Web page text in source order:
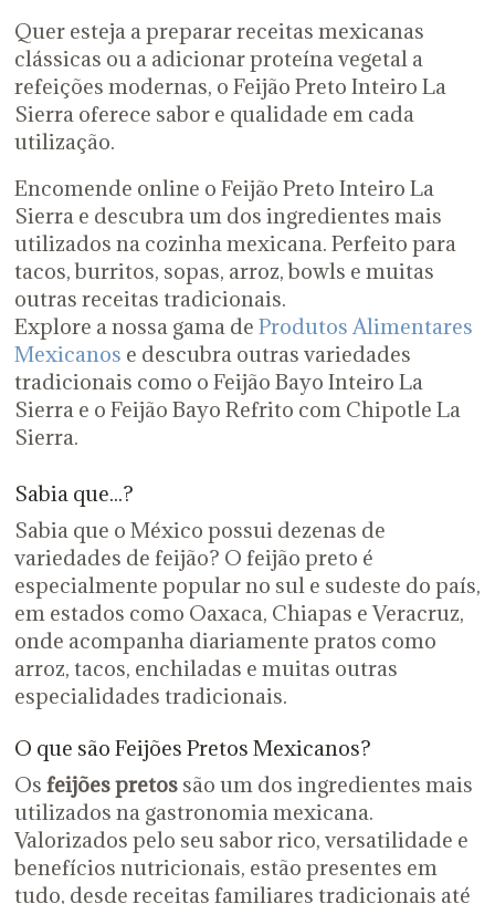
Quer esteja a preparar receitas mexicanas
clássicas ou a adicionar proteína vegetal a
refeições modernas, o Feijão Preto Inteiro La
Sierra oferece sabor e qualidade em cada
utilização.
Encomende online o Feijão Preto Inteiro La
Sierra e descubra um dos ingredientes mais
utilizados na cozinha mexicana. Perfeito para
tacos, burritos, sopas, arroz, bowls e muitas
outras receitas tradicionais.
Explore a nossa gama de Produtos Alimentares
Mexicanos e descubra outras variedades
tradicionais como o Feijão Bayo Inteiro La
Sierra e o Feijão Bayo Refrito com Chipotle La
Sierra.
Sabia que...?
Sabia que o México possui dezenas de
variedades de feijão? O feijão preto é
especialmente popular no sul e sudeste do país,
em estados como Oaxaca, Chiapas e Veracruz,
onde acompanha diariamente pratos como
arroz, tacos, enchiladas e muitas outras
especialidades tradicionais.
O que são Feijões Pretos Mexicanos?
Os feijões pretossão um dos ingredientes mais
utilizados na gastronomia mexicana.
Valorizados pelo seu sabor rico, versatilidade e
benefícios nutricionais, estão presentes em
tudo, desde receitas familiares tradicionais até